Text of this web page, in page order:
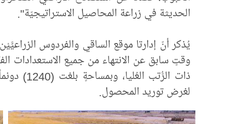
الحديثة في زراعة المحاصيل الاستراتيجيّة".
يُذكر أنّ إدارتا موقع الساقي والفردوس
وقتٍ سابق عن الانتهاء من جميع الاستعدادات
ذات الرُّتب
لغرض توريد المحصول.